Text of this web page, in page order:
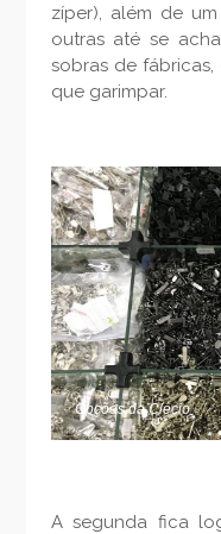
zíper), além de
outras até se
sobras de
que garimpar.
Opções da Clécio
A segunda fica